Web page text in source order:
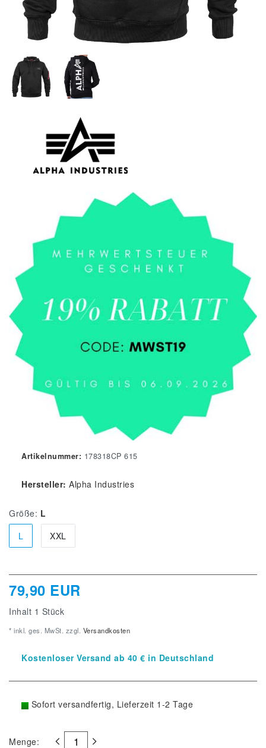
Artikelnummer: 178318CP 615
Hersteller: Alpha Industries
Größe: L
L
XXL
79,90 EUR
Inhalt 1 Stück
* inkl. ges. MwSt. zzgl. Versandkosten
Kostenloser Versand ab 40 € in Deutschland
Sofort versandfertig, Lieferzeit 1-2 Tage
Menge: